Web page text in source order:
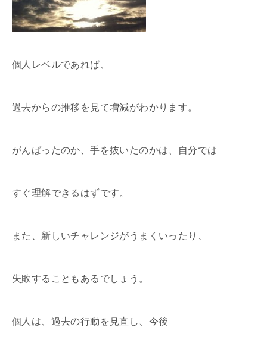
個人レベルであれば、
過去からの推移を見て増減がわかります。
がんばったのか、手を抜いたのかは、自分では
すぐ理解できるはずです。
また、新しいチャレンジがうまくいったり、
失敗することもあるでしょう。
個人は、過去の行動を見直し、今後